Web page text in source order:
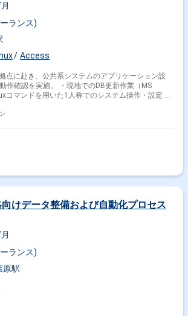
ランス)
Access
点に赴き、公共系システムのアプリケーション設
作確認を実施。 ・現地でのDB更新作業（MS
コマンドを用いた1人称でのシステム操作・設定 ・
向けデータ整備および自動化プロセス
ランス)
原駅